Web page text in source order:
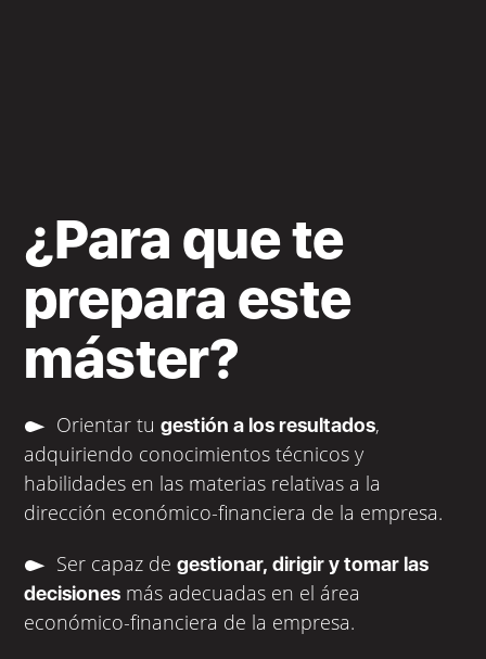
¿Para que te
prepara este
máster?
Orientar tugestión a los resultados,
adquiriendo conocimientos técnicos y
habilidades en las materias relativas a la
dirección económico-financiera de la empresa.
Ser capaz degestionar, dirigir y tomar las
decisiones más adecuadas en el área
económico-financiera de la empresa.